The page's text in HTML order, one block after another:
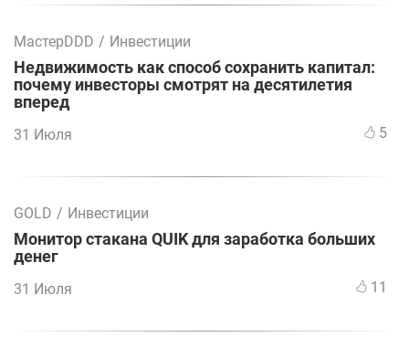
МастерDDD / Инвестиции
Недвижимость как способ сохранить капитал:
почему инвесторы смотрят на десятилетия
вперед
31 Июля 5
GOLD / Инвестиции
Монитор стакана QUIK для заработка больших
денег
31 Июля 11